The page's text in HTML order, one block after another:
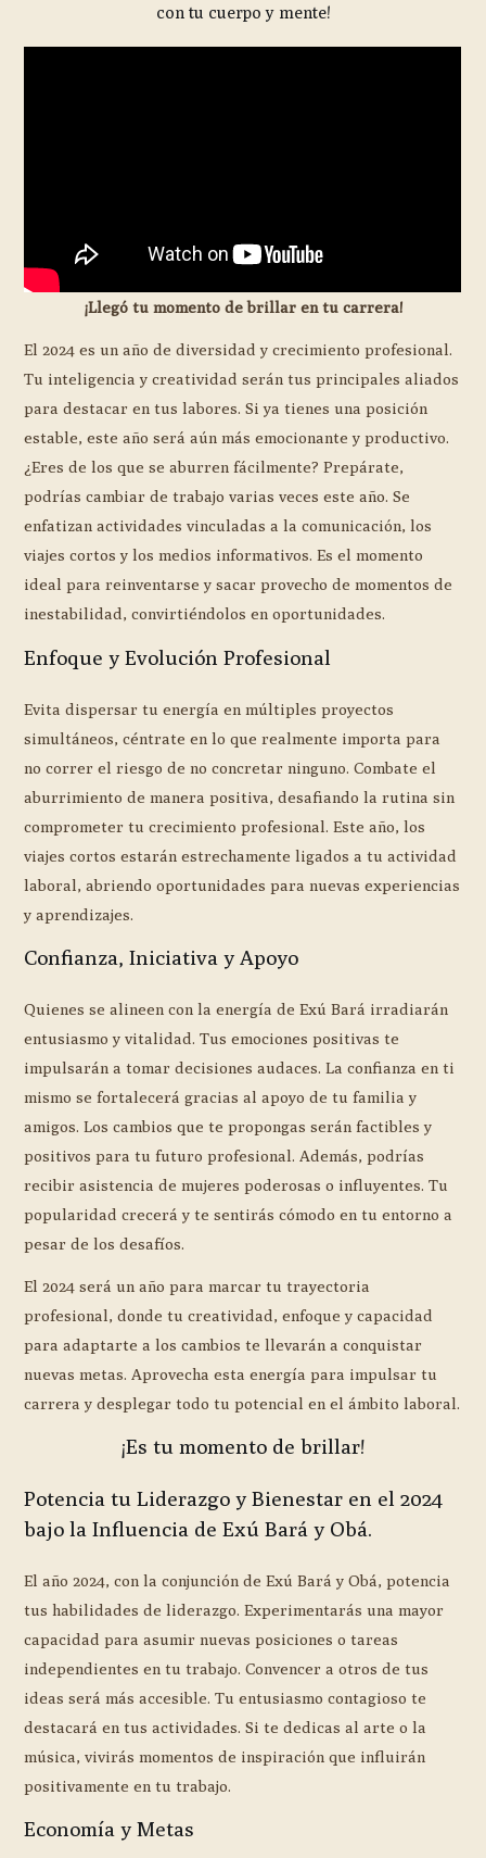
con tu cuerpo y mente!
¡Llegó tu momento de brillar en tu carrera!
El 2024 es un año de diversidad y crecimiento profesional.
Tu inteligencia y creatividad serán tus principales aliados
para destacar en tus labores. Si ya tienes una posición
estable, este año será aún más emocionante y productivo.
¿Eres de los que se aburren fácilmente? Prepárate,
podrías cambiar de trabajo varias veces este año. Se
enfatizan actividades vinculadas a la comunicación, los
viajes cortos y los medios informativos. Es el momento
ideal para reinventarse y sacar provecho de momentos de
inestabilidad, convirtiéndolos en oportunidades.
Enfoque y Evolución Profesional
Evita dispersar tu energía en múltiples proyectos
simultáneos, céntrate en lo que realmente importa para
no correr el riesgo de no concretar ninguno. Combate el
aburrimiento de manera positiva, desafiando la rutina sin
comprometer tu crecimiento profesional. Este año, los
viajes cortos estarán estrechamente ligados a tu actividad
laboral, abriendo oportunidades para nuevas experiencias
y aprendizajes.
Confianza, Iniciativa y Apoyo
Quienes se alineen con la energía de Exú Bará irradiarán
entusiasmo y vitalidad. Tus emociones positivas te
impulsarán a tomar decisiones audaces. La confianza en ti
mismo se fortalecerá gracias al apoyo de tu familia y
amigos. Los cambios que te propongas serán factibles y
positivos para tu futuro profesional. Además, podrías
recibir asistencia de mujeres poderosas o influyentes. Tu
popularidad crecerá y te sentirás cómodo en tu entorno a
pesar de los desafíos.
El 2024 será un año para marcar tu trayectoria
profesional, donde tu creatividad, enfoque y capacidad
para adaptarte a los cambios te llevarán a conquistar
nuevas metas. Aprovecha esta energía para impulsar tu
carrera y desplegar todo tu potencial en el ámbito laboral.
¡Es tu momento de brillar!
Potencia tu Liderazgo y Bienestar en el 2024
bajo la Influencia de Exú Bará y Obá.
El año 2024, con la conjunción de Exú Bará y Obá, potencia
tus habilidades de liderazgo. Experimentarás una mayor
capacidad para asumir nuevas posiciones o tareas
independientes en tu trabajo. Convencer a otros de tus
ideas será más accesible. Tu entusiasmo contagioso te
destacará en tus actividades. Si te dedicas al arte o la
música, vivirás momentos de inspiración que influirán
positivamente en tu trabajo.
Economía y Metas